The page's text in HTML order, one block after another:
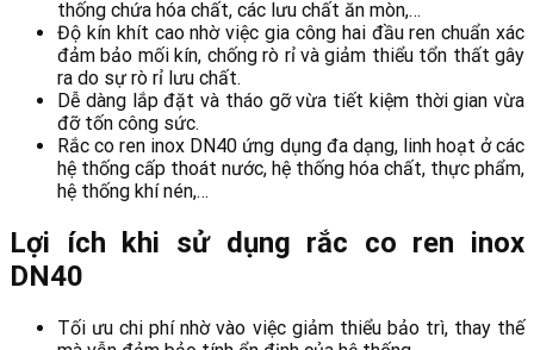
thống chứa hóa chất, các lưu chất ăn mòn,…
Độ kín khít cao nhờ việc gia công hai đầu ren chuẩn xác
đảm bảo mối kín, chống rò rỉ và giảm thiểu tổn thất gây
ra do sự rò rỉ lưu chất.
Dễ dàng lắp đặt và tháo gỡ vừa tiết kiệm thời gian vừa
đỡ tốn công sức.
Rắc co ren inox DN40 ứng dụng đa dạng, linh hoạt ở các
hệ thống cấp thoát nước, hệ thống hóa chất, thực phẩm,
hệ thống khí nén,…
Lợi ích khi sử dụng rắc co ren inox
DN40
Tối ưu chi phí nhờ vào việc giảm thiểu bảo trì, thay thế